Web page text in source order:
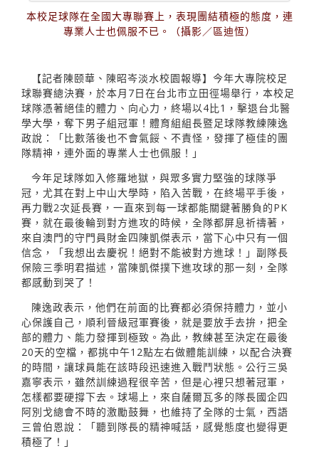
本校足球隊在全國大專聯賽上，表現團結積極的態度，連
專業人士也佩服不已。（攝影／區迪恆）
【記者陳颐華、陳昭岑淡水校園報導】今年大專院校足
球聯賽總決賽，於本月7日在台北市立田徑場舉行，本校足
球隊憑著絕佳的體力、向心力，終場以4比1，擊退台北醫
學大學，奪下男子組冠軍！體育組組長暨足球隊教練陳逸
政說：「比數落後也不會氣餒、不責怪，發揮了極佳的團
隊精神，連外面的專業人士也佩服！」
今年足球隊如入修羅地獄，與眾多實力堅強的球隊爭
冠，尤其在對上中山大學時，陷入苦戰，在終場平手後，
再力戰2次延長賽，一直來到每一球都能關鍵著勝負的PK
賽，就在最後輪到對方進攻的時候，全隊都屏息祈禱著，
來自澳門的守門員財金四陳凱傑表示，當下心中只有一個
信念，「我想出去慶祝！絕對不能被對方進球！」副隊長
保險三季明君描述，當陳凱傑撲下進攻球的那一刻，全隊
都感動到哭了！
陳逸政表示，他們在前面的比賽都必須保持體力，並小
心保護自己，順利晉級冠軍賽後，就是要放手去拚，把全
部的體力、能力發揮到極致。為此，教練甚至決定在最後
20天的空檔，都挑中午12點左右做體能訓練，以配合決賽
的時間，讓球員能在該時段迅速進入戰鬥狀態。公行三吳
嘉寧表示，雖然訓練過程很辛苦，但是心裡只想著冠軍，
怎樣都要硬撐下去。球場上，來自薩爾瓦多的隊長國企四
阿別戈總會不時的激勵鼓舞，也維持了全隊的士氣，西語
三曾伯恩說：「聽到隊長的精神喊話，感覺態度也變得更
積極了！」